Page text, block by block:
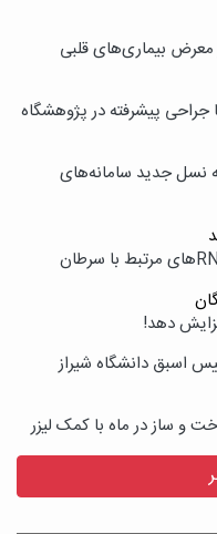
معرض بیماری‌های قلبی
جراحی پیشرفته در پژوهشگاه
نسل جدید سامانه‌های
دهد!
اسبق دانشگاه شیراز
و ساز در ماه با کمک لیزر